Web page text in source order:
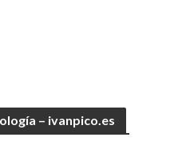
– ivanpico.es